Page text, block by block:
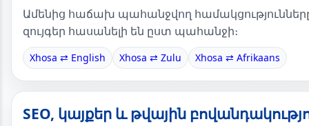
Ամենից հաճախ պահանջվող
զույգեր հասանելի են ըստ պահանջի։
Xhosa ⇄ English Xhosa ⇄ Zulu Xhosa ⇄ Afrikaans
SEO, կայքեր և թվային